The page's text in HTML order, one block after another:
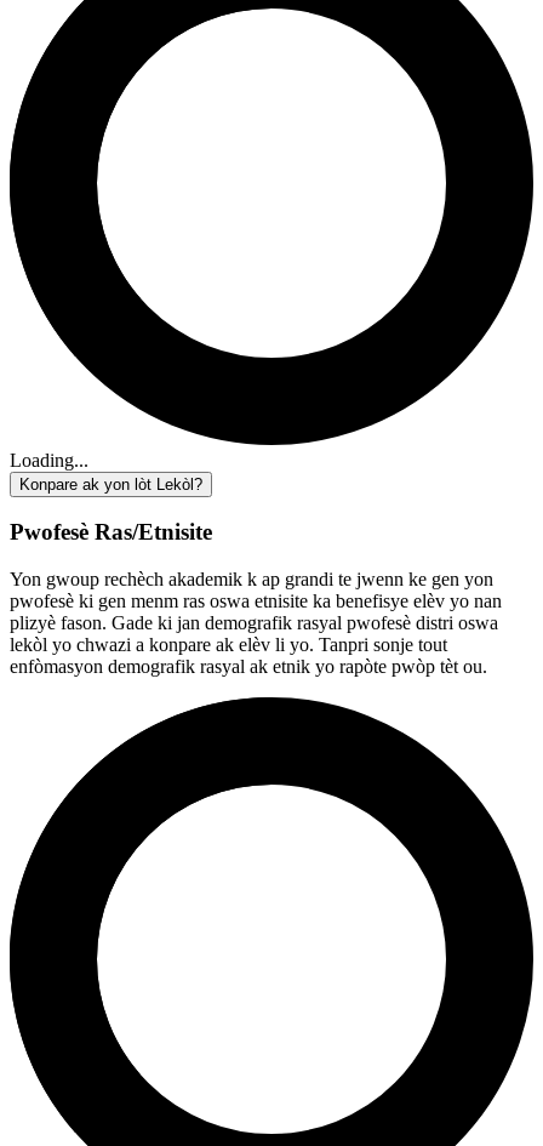
Loading...
Konpare ak yon lòt Lekòl?
Pwofesè Ras/Etnisite
Yon gwoup rechèch akademik k ap grandi te jwenn ke gen yon
pwofesè ki gen menm ras oswa etnisite ka benefisye elèv yo nan
plizyè fason. Gade ki jan demografik rasyal pwofesè distri oswa
lekòl yo chwazi a konpare ak elèv li yo. Tanpri sonje tout
enfòmasyon demografik rasyal ak etnik yo rapòte pwòp tèt ou.